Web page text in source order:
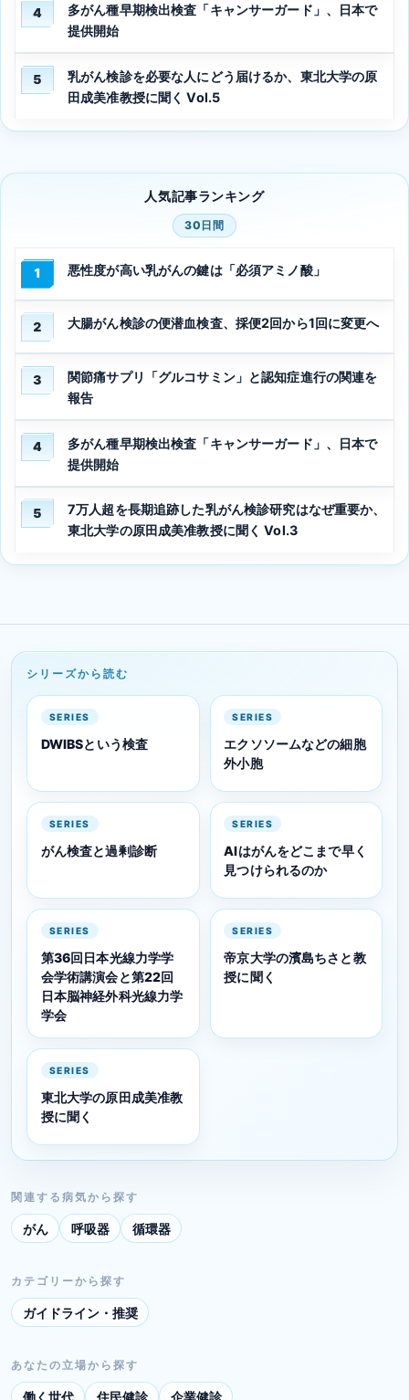
4
多がん種早期検出検査「キャンサーガード」、日本で
提供開始
5
乳がん検診を必要な人にどう届けるか、東北大学の原
田成美准教授に聞く Vol.5
人気記事ランキング
30日間
1 悪性度が高い乳がんの鍵は「必須アミノ酸」
2 大腸がん検診の便潜血検査、採便2回から1回に変更へ
3
関節痛サプリ「グルコサミン」と認知症進行の関連を
報告
4
多がん種早期検出検査「キャンサーガード」、日本で
提供開始
5
7万人超を長期追跡した乳がん検診研究はなぜ重要か、
東北大学の原田成美准教授に聞く Vol.3
シリーズから読む
SERIES
DWIBSという検査
SERIES
エクソソームなどの細胞
外小胞
SERIES
がん検査と過剰診断
SERIES
AIはがんをどこまで早く
見つけられるのか
SERIES
第36回日本光線力学学
会学術講演会と第22回
日本脳神経外科光線力学
学会
SERIES
帝京大学の濱島ちさと教
授に聞く
SERIES
東北大学の原田成美准教
授に聞く
関連する病気から探す
がん 呼吸器 循環器
カテゴリーから探す
ガイドライン・推奨
あなたの立場から探す
働く世代 住民健診 企業健診